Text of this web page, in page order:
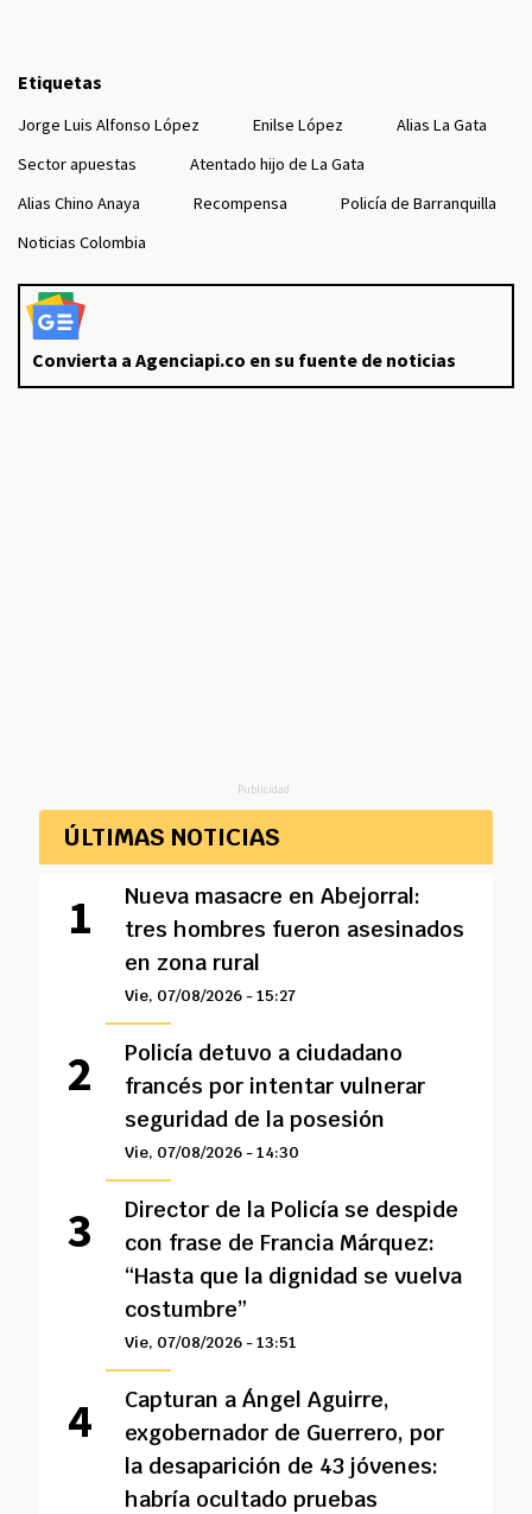
Etiquetas
Jorge Luis Alfonso López Enilse López
Alias La Gata
Sector apuestas
Atentado hijo de La Gata
Alias Chino Anaya
Recompensa
Policía de Barranquilla
Noticias Colombia
Convierta a Agenciapi.co en su fuente de noticias
Publicidad
ÚLTIMAS NOTICIAS
Nueva masacre en Abejorral:
tres hombres fueron asesinados
en zona rural
Vie, 07/08/2026 - 15:27
Policía detuvo a ciudadano
francés por intentar vulnerar
seguridad de la posesión
Vie, 07/08/2026 - 14:30
Director de la Policía se despide
con frase de Francia Márquez:
“Hasta que la dignidad se vuelva
costumbre”
Vie, 07/08/2026 - 13:51
Capturan a Ángel Aguirre,
exgobernador de Guerrero, por
la desaparición de 43 jóvenes:
habría ocultado pruebas